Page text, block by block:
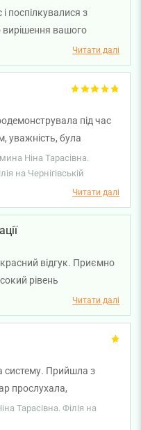
поспілкувалися з
вирішення вашого
Читати далі
під час
уважність, була
по
Ніна Тарасівна.
на Чернігівській
Читати далі
відгук. Приємно
рівень
ставлення лікаря-
вам міцного
Читати далі
систему. Прийшла з
прослухала,
на рентген легень і
що якщо стан
Тарасівна. Філія на